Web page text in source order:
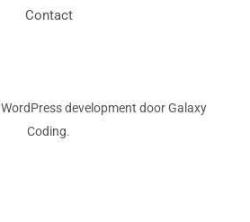
Contact
WordPress development door Galaxy
Coding.